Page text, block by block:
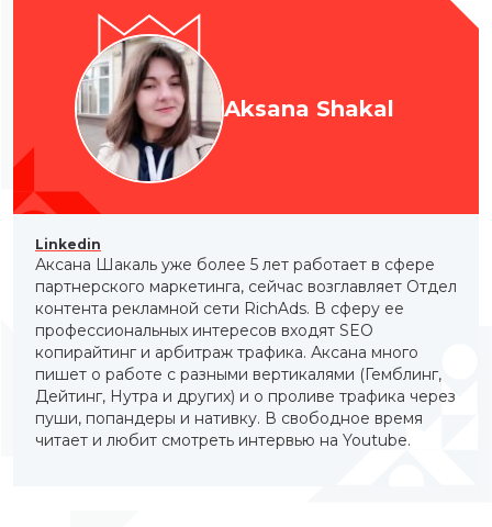
Aksana Shakal
Linkedin
Аксана Шакаль уже более 5 лет работает в сфере
партнерского маркетинга, сейчас возглавляет Отдел
контента рекламной сети RichAds. В сферу ее
профессиональных интересов входят SEO
копирайтинг и арбитраж трафика. Аксана много
пишет о работе с разными вертикалями (Гемблинг,
Дейтинг, Нутра и других) и о проливе трафика через
пуши, попандеры и нативку. В свободное время
читает и любит смотреть интервью на Youtube.